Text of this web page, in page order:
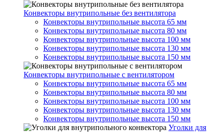
Конвекторы внутрипольные без вентилятора
Конвекторы внутрипольные высота 65 мм
Конвекторы внутрипольные высота 80 мм
Конвекторы внутрипольные высота 100 мм
Конвекторы внутрипольные высота 130 мм
Конвекторы внутрипольные высота 150 мм
Конвекторы внутрипольные с вентилятором
Конвекторы внутрипольные высота 65 мм
Конвекторы внутрипольные высота 80 мм
Конвекторы внутрипольные высота 100 мм
Конвекторы внутрипольные высота 130 мм
Конвекторы внутрипольные высота 150 мм
Уголки для